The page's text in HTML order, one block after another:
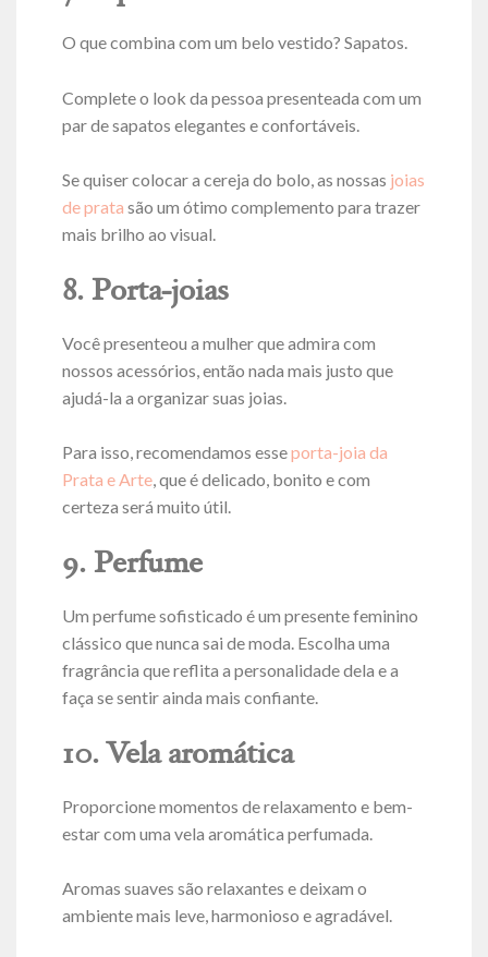
O que combina com um belo vestido? Sapatos.
Complete o look da pessoa presenteada com um
par de sapatos elegantes e confortáveis.
Se quiser colocar a cereja do bolo, as nossas joias
de prata são um ótimo complemento para trazer
mais brilho ao visual.
8. Porta-joias
Você presenteou a mulher que admira com
nossos acessórios, então nada mais justo que
ajudá-la a organizar suas joias.
Para isso, recomendamos esseporta-joia da
Prata e Arte, que é delicado, bonito e com
certeza será muito útil.
9. Perfume
Um perfume sofisticado é um presente feminino
clássico que nunca sai de moda. Escolha uma
fragrância que reflita a personalidade dela e a
faça se sentir ainda mais confiante.
10. Vela aromática
Proporcione momentos de relaxamento e bem-
estar com uma vela aromática perfumada.
Aromas suaves são relaxantes e deixam o
ambiente mais leve, harmonioso e agradável.